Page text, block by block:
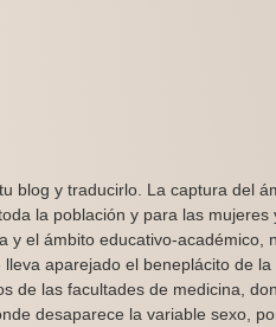
blog y traducirlo. La captura del
la población y para las
y el ámbito educativo-académico,
aparejado el beneplácito de la
de las facultades de medicina,
desaparece la variable sexo,